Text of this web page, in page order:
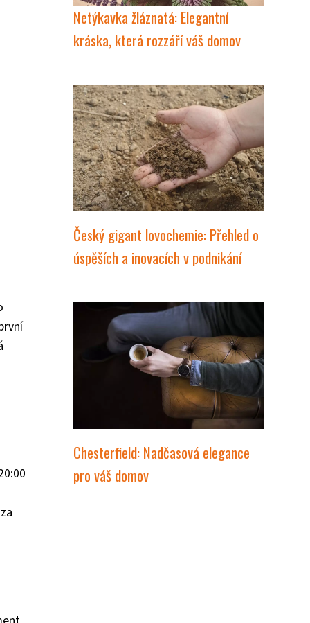
Netýkavka žláznatá: Elegantní
kráska, která rozzáří váš domov
Český gigant lovochemie: Přehled o
úspěších a inovacích v podnikání
Chesterfield: Nadčasová elegance
pro váš domov